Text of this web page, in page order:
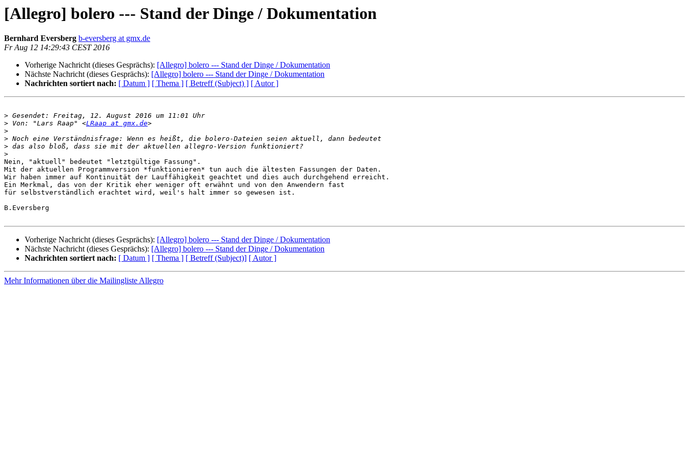
[Allegro] bolero --- Stand der Dinge / Dokumentation
Bernhard Eversberg b-eversberg at gmx.de
Fr Aug 12 14:29:43 CEST 2016
Vorherige Nachricht (dieses Gesprächs): [Allegro] bolero --- Stand der Dinge / Dokumentation
Nächste Nachricht (dieses Gesprächs): [Allegro] bolero --- Stand der Dinge / Dokumentation
Nachrichten sortiert nach: [ Datum ] [ Thema ] [ Betreff (Subject) ] [ Autor ]
>
> Von: "Lars Raap" <LRaap at gmx.de
>
>
>
>
Nein, "aktuell" bedeutet "letztgültige Fassung".
Mit der aktuellen Programmversion *funktionieren* tun auch die ältesten Fassungen der Daten.
Wir haben immer auf Kontinuität der Lauffähigkeit geachtet und dies auch durchgehend erreicht.
Ein Merkmal, das von der Kritik eher weniger oft erwähnt und von den Anwendern fast
für selbstverständlich erachtet wird, weil's halt immer so gewesen ist.
B.Eversberg
Vorherige Nachricht (dieses Gesprächs): [Allegro] bolero --- Stand der Dinge / Dokumentation
Nächste Nachricht (dieses Gesprächs): [Allegro] bolero --- Stand der Dinge / Dokumentation
Nachrichten sortiert nach: [ Datum ] [ Thema ] [ Betreff (Subject)] [ Autor ]
Mehr Informationen über die Mailingliste Allegro